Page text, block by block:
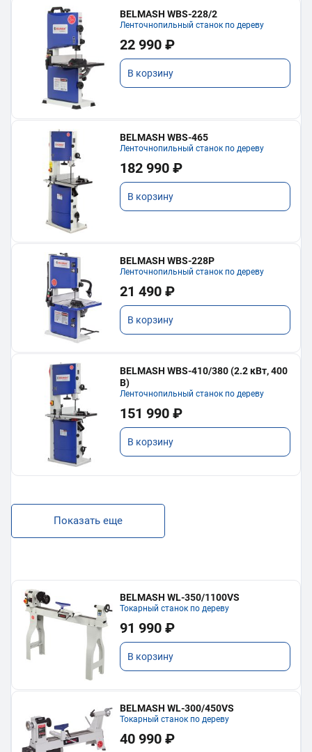
BELMASH WBS-228/2
Ленточнопильный станок по дереву
22 990 ₽
В корзину
BELMASH WBS-465
Ленточнопильный станок по дереву
182 990 ₽
В корзину
BELMASH WBS-228P
Ленточнопильный станок по дереву
21 490 ₽
В корзину
BELMASH WBS-410/380 (2.2 кВт, 400
В)
Ленточнопильный станок по дереву
151 990 ₽
В корзину
Показать еще
BELMASH WL-350/1100VS
Токарный станок по дереву
91 990 ₽
В корзину
BELMASH WL-300/450VS
Токарный станок по дереву
40 990 ₽